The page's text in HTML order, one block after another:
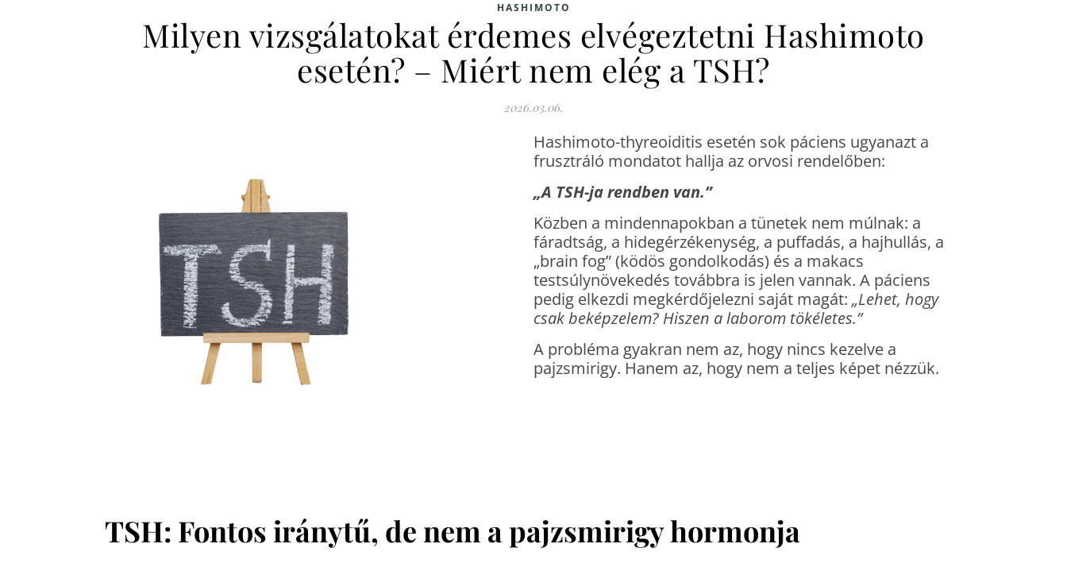
HASHIMOTO
Milyen vizsgálatokat érdemes elvégeztetni Hashimoto
esetén? – Miért nem elég a TSH?
2026.03.06.
Hashimoto-thyreoiditis esetén sok páciens ugyanazt a
frusztráló mondatot hallja az orvosi rendelőben:
„A TSH-ja rendben van.”
Közben a mindennapokban a tünetek nem múlnak: a
fáradtság, a hidegérzékenység, a puffadás, a hajhullás, a
„brain fog” (ködös gondolkodás) és a makacs
testsúlynövekedés továbbra is jelen vannak. A páciens
pedig elkezdi megkérdőjelezni saját magát: „Lehet, hogy
csak beképzelem? Hiszen a laborom tökéletes.”
A probléma gyakran nem az, hogy nincs kezelve a
pajzsmirigy. Hanem az, hogy nem a teljes képet nézzük.
TSH: Fontos iránytű, de nem a pajzsmirigy hormonja